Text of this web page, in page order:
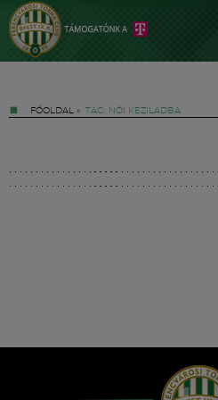
FŐOLDAL » TAG: NŐI KÉZILADBA
Hírek